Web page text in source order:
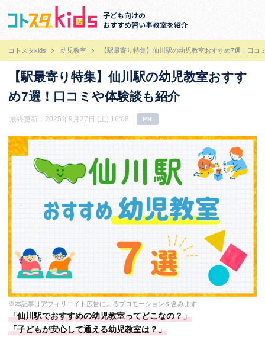
子ども向けの
おすすめ習い事教室を紹介
コトスタkids 幼児教室 【駅最寄り特集】仙川駅の幼児教室おすすめ7選！口コ
【駅最寄り特集】仙川駅の幼児教室おすす
め7選！口コミや体験談も紹介
最終更新：2025年9月27日 (土) 16:08 PR
※本記事はアフィリエイト広告によるプロモーションを含みます
「仙川駅でおすすめの幼児教室ってどこなの？」
「子どもが安心して通える幼児教室は？」